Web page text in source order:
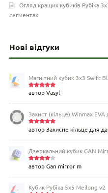
Огляд кращих кубиків Рубіка
сегментах
Нові відгуки
Магнітний кубик 3х3 Swift
Оцінено
автор Vasyl
Захист (кільце) Winmax
Оцінено
автор Захисне кільце для
Дзеркальний кубик GAN
Оцінен
5
автор Gan mirror m
Кубик Рубіка 5x5 Meilong v2